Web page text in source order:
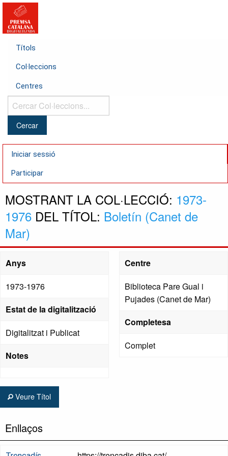
Títols
Col·leccions
Centres
Cercar
Col·leccions...
Iniciar sessió
Participar
MOSTRANT LA COL·LECCIÓ: 1973-
1976 DEL TÍTOL: Boletín (Canet de
Mar)
Anys
1973-1976
Estat de la digitalització
Digitalitzat i Publicat
Notes
Centre
Biblioteca Pare Gual i
Pujades (Canet de Mar)
Completesa
Complet
Veure Títol
Enllaços